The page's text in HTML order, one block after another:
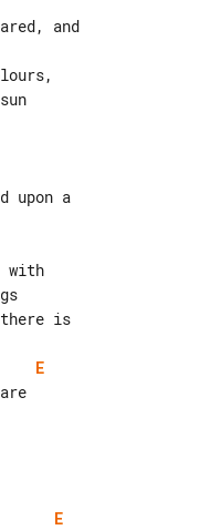
and
with
is
E
E